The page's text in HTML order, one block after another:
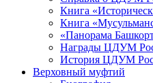
Книга
Книга
«Панорама
Награды ЦДУМ
История ЦДУМ
Верховный муфтий